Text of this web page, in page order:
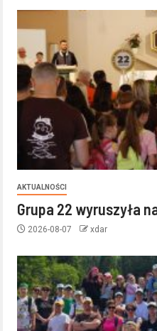
AKTUALNOŚCI
Grupa 22 wyruszyła
2026-08-07 xdar